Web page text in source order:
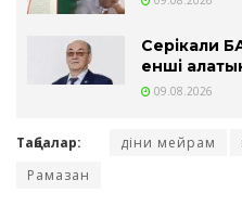
Серікқали
енші
09.08.2026
Таңбалар: діни мейрам
Рамазан